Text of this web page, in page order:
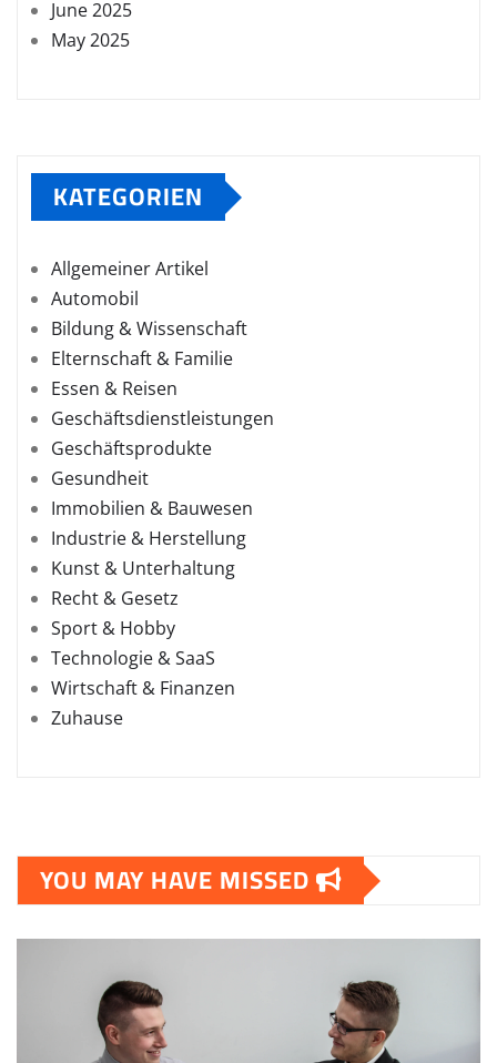
June 2025
May 2025
KATEGORIEN
Allgemeiner Artikel
Automobil
Bildung & Wissenschaft
Elternschaft & Familie
Essen & Reisen
Geschäftsdienstleistungen
Geschäftsprodukte
Gesundheit
Immobilien & Bauwesen
Industrie & Herstellung
Kunst & Unterhaltung
Recht & Gesetz
Sport & Hobby
Technologie & SaaS
Wirtschaft & Finanzen
Zuhause
YOU MAY HAVE MISSED